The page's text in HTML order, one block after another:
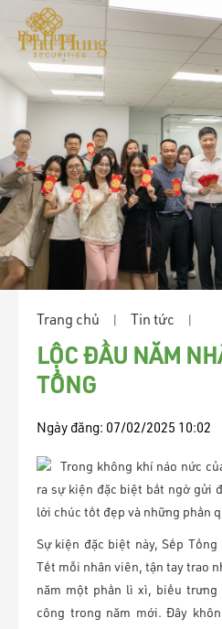
Trang chủ Tin tức
LỘC ĐẦU NĂM
TỔNG
Ngày đăng: 07/02/2025 10:02
Trong không khí náo nức
ra sự kiện đặc biệt bất ngờ gửi
lời chúc tốt đẹp và những phần
Sự kiện đặc biệt này, Sếp
Tết mỗi nhân viên, tận tay trao
năm một phần lì xì, biểu trưng
công trong năm mới. Đây